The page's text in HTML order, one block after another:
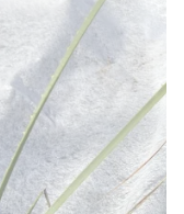
s'il peut
plein soleil
des
une
Les
d'humidité,